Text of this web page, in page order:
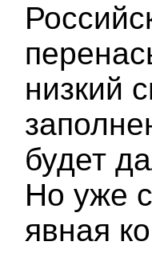
низкий
будет
Но уже
явная